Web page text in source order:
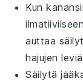
Kun
auttaa
hajujen
Säilytä